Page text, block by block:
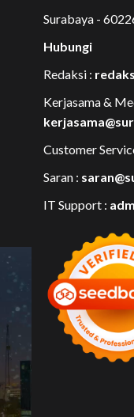
Surabaya -
Hubungi
Redaksi :
Kerjasama &
Customer
Saran :
IT Support :